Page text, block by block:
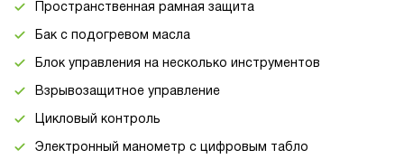
Пространственная рамная защита
Бак с подогревом масла
Блок управления на несколько инструментов
Взрывозащитное управление
Цикловый контроль
Электронный манометр с цифровым табло